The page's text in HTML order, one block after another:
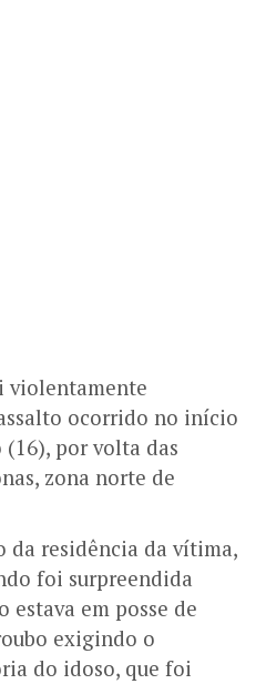
violentamente
ocorrido no início
por volta das
zona norte de
da residência da vítima,
foi surpreendida
estava em posse de
exigindo o
do idoso, que foi